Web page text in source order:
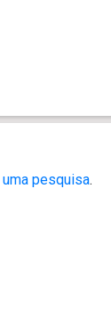
uma pesquisa.